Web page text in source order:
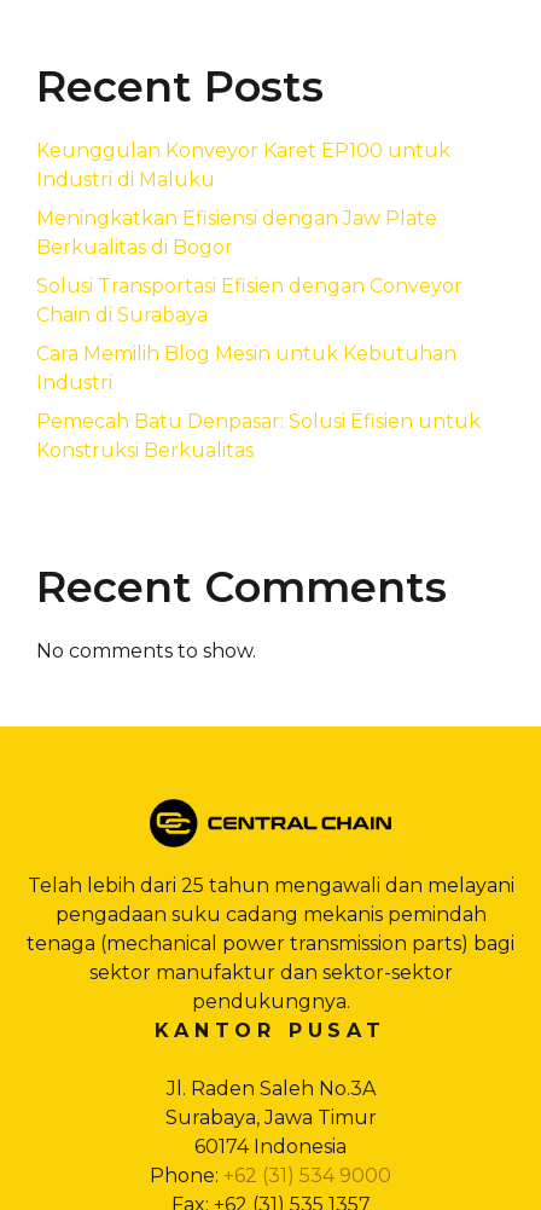
Recent Posts
Keunggulan Konveyor Karet EP100 untuk
Industri di Maluku
Meningkatkan Efisiensi dengan Jaw Plate
Berkualitas di Bogor
Solusi Transportasi Efisien dengan Conveyor
Chain di Surabaya
Cara Memilih Blog Mesin untuk Kebutuhan
Industri
Pemecah Batu Denpasar: Solusi Efisien untuk
Konstruksi Berkualitas
Recent Comments
No comments to show.
Telah lebih dari 25 tahun mengawali dan melayani
pengadaan suku cadang mekanis pemindah
tenaga (mechanical power transmission parts) bagi
sektor manufaktur dan sektor-sektor
pendukungnya.
KANTOR PUSAT
Jl. Raden Saleh No.3A
Surabaya, Jawa Timur
60174 Indonesia
Phone: +62 (31) 534 9000
Fax: +62 (31) 535 1357